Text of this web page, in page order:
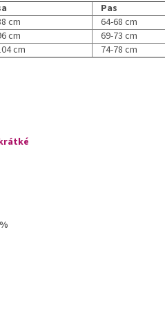
Pas
cm
64-68 cm
cm
69-73 cm
cm 74-78 cm